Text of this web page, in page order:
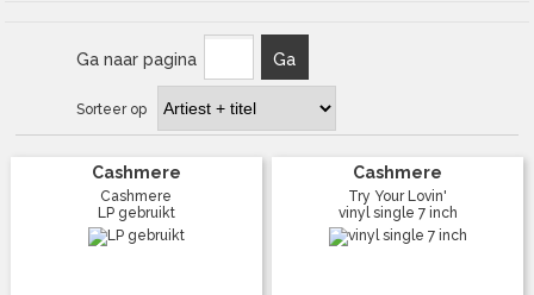
Ga naar pagina Ga
Sorteer op
Cashmere
Cashmere
LP gebruikt
Cashmere
Try Your Lovin'
vinyl single 7 inch